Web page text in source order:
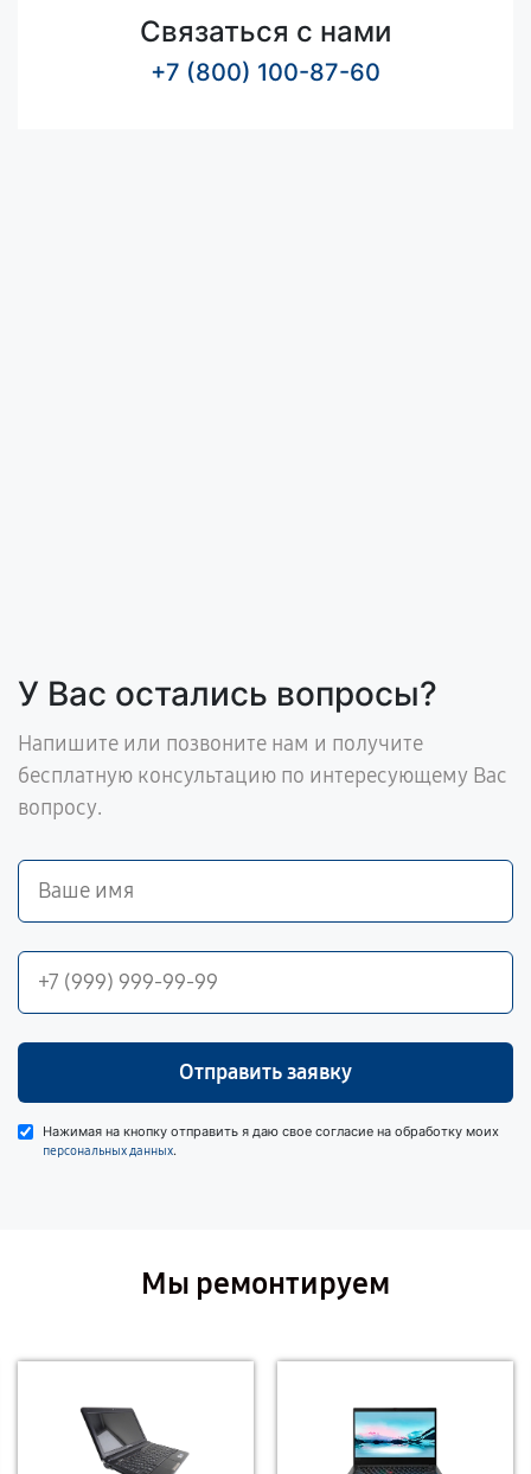
Связаться с нами
+7 (800) 100-87-60
У Вас остались вопросы?
Напишите или позвоните нам и получите
бесплатную консультацию по интересующему Вас
вопросу.
Отправить заявку
Нажимая на кнопку отправить я даю свое согласие на обработку моих
персональных данных.
Мы ремонтируем